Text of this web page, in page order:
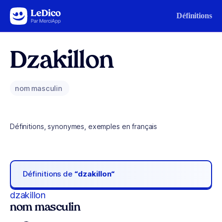
Aller au contenu Définitions
Dzakillon
nom masculin
Définitions, synonymes, exemples en français
Définitions de “dzakillon“
dzakillon
nom masculin